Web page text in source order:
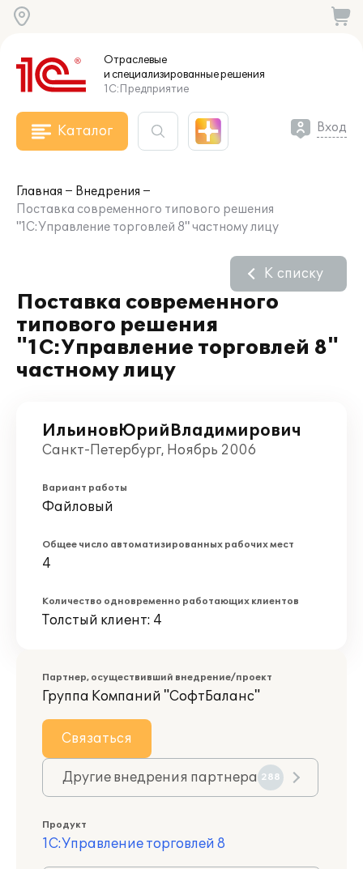
Отраслевые
и специализированныерешения
1С:Предприятие
Каталог Вход
Главная
Внедрения
Поставка современного типового решения
"1С:Управление торговлей 8" частному лицу
Поставка современного
типового решения
"1С:Управление торговлей 8"
частному лицу
К списку
ИльиновЮрийВладимирович
Санкт-Петербург, Ноябрь 2006
Вариант работы
Файловый
Общее число автоматизированных рабочих мест
4
Количество одновременно работающих клиентов
Толстый клиент: 4
Партнер, осуществивший внедрение/проект
Группа Компаний "СофтБаланс"
Связаться
Другие внедрения партнера 288
Продукт
1С:Управление торговлей 8